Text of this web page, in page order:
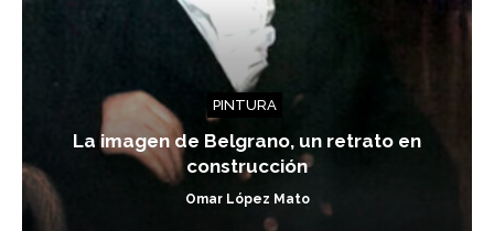
PINTURA
La imagen de Belgrano, un retrato en
construcción
Omar López Mato